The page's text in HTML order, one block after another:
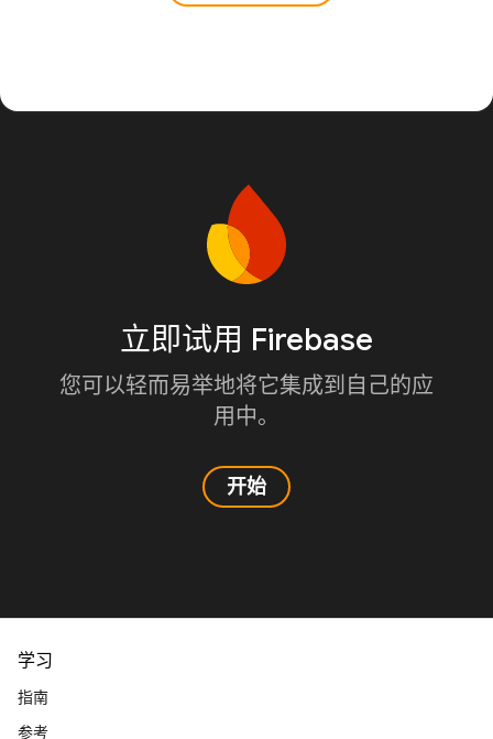
立即试用 Firebase
您可以轻而易举地将它集成到自己的应
用中。
开始
学习
指南
参考